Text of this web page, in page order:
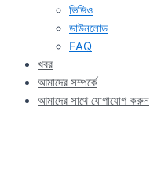
ভিডিও
ডাউনলোড
FAQ
খবর
আমাদের সম্পর্কে
আমাদের সাথে যোগাযোগ করুন